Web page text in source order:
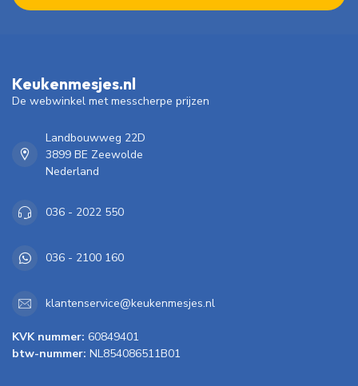
Keukenmesjes.nl
De webwinkel met messcherpe prijzen
Landbouwweg 22D
3899 BE Zeewolde
Nederland
036 - 2022 550
036 - 2100 160
klantenservice@keukenmesjes.nl
KVK nummer: 60849401
btw-nummer: NL854086511B01